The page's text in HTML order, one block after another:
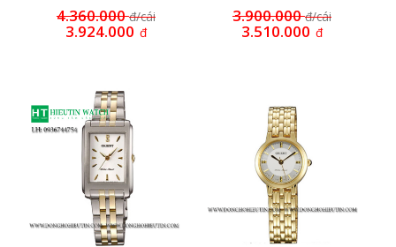
4.360.000đ/cái
3.924.000 đ
3.900.000đ/cái
3.510.000 đ